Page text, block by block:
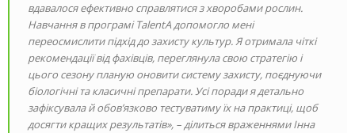
вдавалося ефективно справлятися з хворобами рослин.
Навчання в програмі TalentA допомогло мені
переосмислити підхід до захисту культур. Я отримала чіткі
рекомендації від фахівців, переглянула свою стратегію і
цього сезону планую оновити систему захисту, поєднуючи
біологічні та класичні препарати. Усі поради я детально
зафіксувала й обов’язково тестуватиму їх на практиці, щоб
досягти кращих результатів», – ділиться враженнями Інна